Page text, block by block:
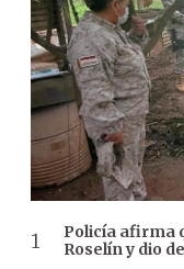
Policía afirma
Roselín y dio